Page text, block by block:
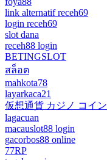
link alternatif receh69
login receh69
slot dana
receh88 login
BETINGSLOT
สล็อต
mahkota78
layarkaca21
仮想通貨 カジノ コイン
lagacuan
macauslot88 login
gacorbos88 online
77RP